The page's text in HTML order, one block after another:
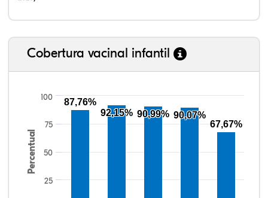
Cobertura vacinal infantil
Percentual
25
50
75
100
87,76%
92,15% 90,99% 90,07%
67,67%